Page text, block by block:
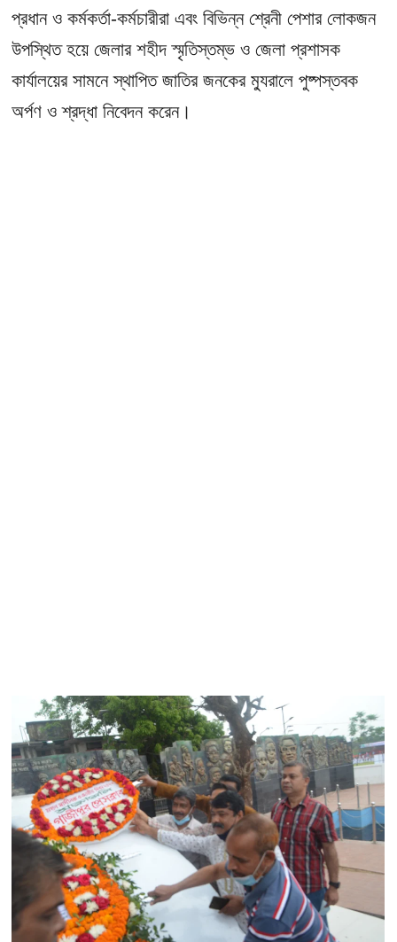
প্রধান ও কর্মকর্তা-কর্মচারীরা এবং বিভিন্ন শ্রেনী পেশার লোকজন
উপস্থিত হয়ে জেলার শহীদ স্মৃতিস্তম্ভ ও জেলা প্রশাসক
কার্যালয়ের সামনে স্থাপিত জাতির জনকের ম্যুরালে পুষ্পস্তবক
অর্পণ ও শ্রদ্ধা নিবেদন করেন।